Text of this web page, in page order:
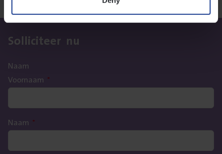
Sol­li­ci­teer nu
Naam
Voornaam *
Naam *